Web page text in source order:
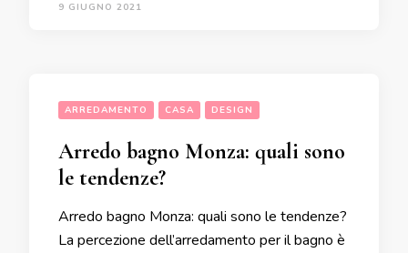
9 GIUGNO 2021
ARREDAMENTO CASA DESIGN
Arredo bagno Monza: quali sono
le tendenze?
Arredo bagno Monza: quali sono le tendenze?
La percezione dell’arredamento per il bagno è